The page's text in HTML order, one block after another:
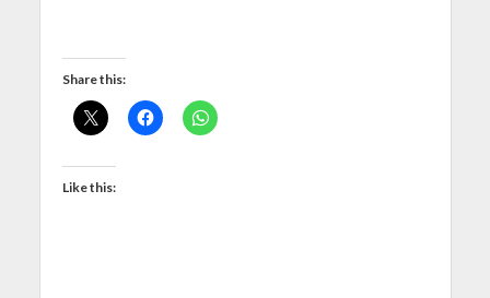
Share this:
Like this: